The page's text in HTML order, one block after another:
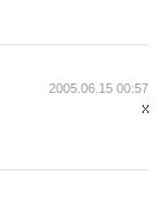
2005.06.15 00:57